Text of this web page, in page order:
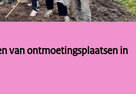
van ontmoetingsplaatsen in